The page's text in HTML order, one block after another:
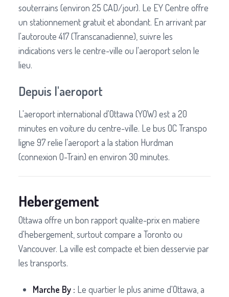
souterrains (environ 25 CAD/jour). Le EY Centre offre
un stationnement gratuit et abondant. En arrivant par
l'autoroute 417 (Transcanadienne), suivre les
indications vers le centre-ville ou l'aeroport selon le
lieu.
Depuis l'aeroport
L'aeroport international d'Ottawa (YOW) est a 20
minutes en voiture du centre-ville. Le bus OC Transpo
ligne 97 relie l'aeroport a la station Hurdman
(connexion O-Train) en environ 30 minutes.
Hebergement
Ottawa offre un bon rapport qualite-prix en matiere
d'hebergement, surtout compare a Toronto ou
Vancouver. La ville est compacte et bien desservie par
les transports.
Marche By : Le quartier le plus anime d'Ottawa, a